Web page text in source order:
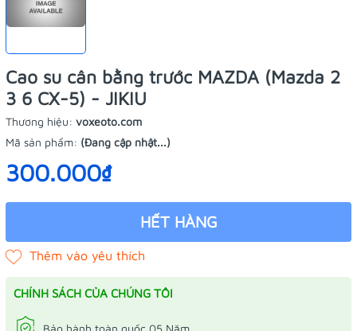
Cao su cân bằng trước MAZDA (Mazda 2
3 6 CX-5) - JIKIU
Thương hiệu: voxeoto.com
Mã sản phẩm: (Đang cập nhật...)
300.000₫
HẾT HÀNG
CHÍNH SÁCH CỦA CHÚNG TÔI
Bảo hành toàn quốc 05 Năm